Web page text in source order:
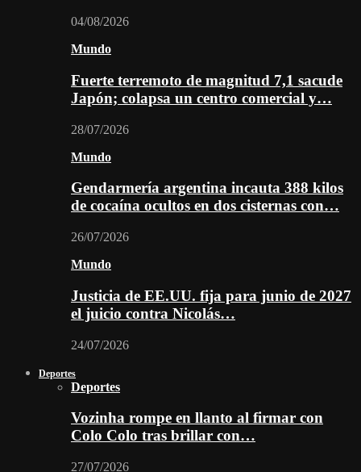
04/08/2026
Mundo
Fuerte terremoto de magnitud 7,1 sacude
Japón; colapsa un centro comercial y…
28/07/2026
Mundo
Gendarmería argentina incauta 388 kilos
de cocaína ocultos en dos cisternas con…
26/07/2026
Mundo
Justicia de EE.UU. fija para junio de 2027
el juicio contra Nicolás…
24/07/2026
Deportes
Deportes
Vozinha rompe en llanto al firmar con
Colo Colo tras brillar con…
27/07/2026